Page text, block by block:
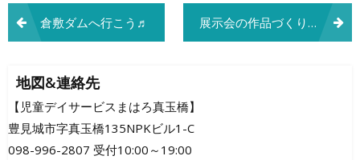
投
稿
ナ
ビ
ゲ
倉敷ダムへ行こう♬ 展示会の作品づくり
地図&連絡先
【児童デイサービスまはろ真玉橋】
豊見城市字真玉橋135NPKビル1-C
098-996-2807 受付10:00～19:00